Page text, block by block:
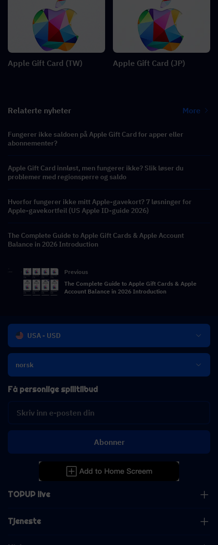
Apple Gift Card (TW) Apple Gift Card (JP)
Relaterte nyheter More
Fungerer ikke saldoen på Apple Gift Card for apper eller
abonnementer?
Apple Gift Card innløst, men fungerer ikke? Slik løser du
problemer med regionsperre og saldo
Hvorfor fungerer ikke mitt Apple-gavekort? 7 løsninger for
Apple-gavekortfeil (US Apple ID-guide 2026)
The Complete Guide to Apple Gift Cards & Apple Account
Balance in 2026 Introduction
Previous
The Complete Guide to Apple Gift Cards & Apple
Account Balance in 2026 Introduction
USA - USD
norsk
TOPUP live
Tjeneste
Få personlige spilltilbud
Abonner